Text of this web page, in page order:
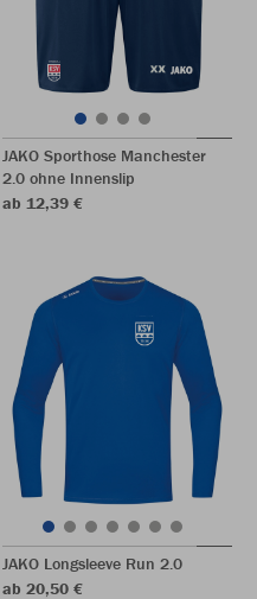
JAKO Sporthose Manchester
2.0 ohne Innenslip
ab 12,39 €
JAKO Longsleeve Run 2.0
ab 20,50 €